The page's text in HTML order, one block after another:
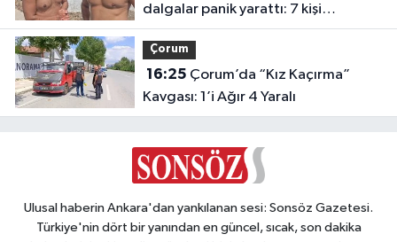
dalgalar panik yarattı: 7 kişi
kurtarıldı
Çorum
16:25
Kavgası: 1’i Ağır 4 Yaralı
Ulusal haberin Ankara'dan yankılanan sesi: Sonsöz Gazetesi.
Türkiye'nin dört bir yanından en güncel, sıcak, son dakika